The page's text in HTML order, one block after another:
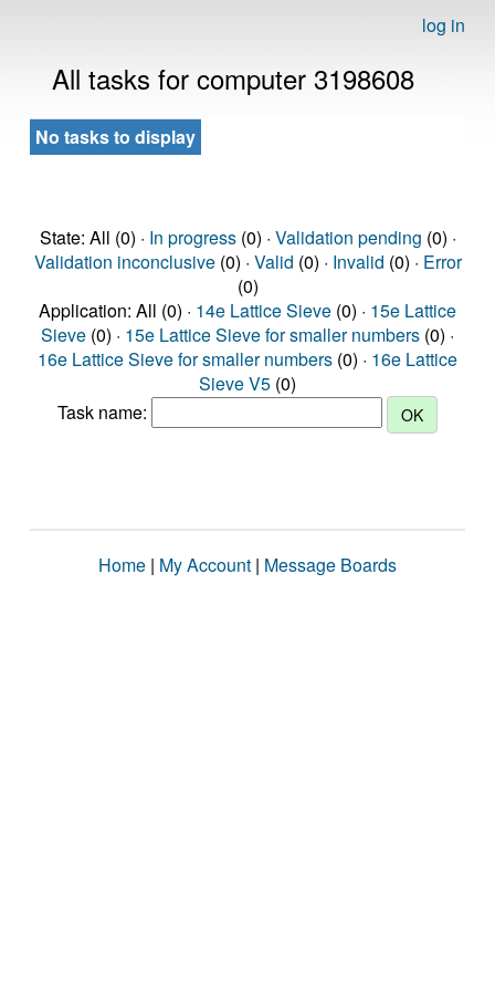
log in
All tasks for computer 3198608
No tasks to display
State: All (0) · In progress(0) · Validation pending (0) ·
Validation inconclusive(0) · Valid (0) · Invalid (0) · Error
(0)
Application: All (0) · 14e Lattice Sieve (0) · 15e Lattice
Sieve (0) · 15e Lattice Sieve for smaller numbers (0) ·
16e Lattice Sieve for smaller numbers (0) · 16e Lattice
Sieve V5 (0)
Task name:
Home | My Account | Message Boards